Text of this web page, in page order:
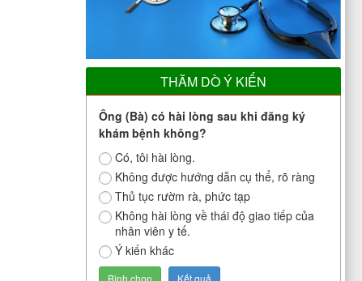
THĂM DÒ Ý KIẾN
Ông (Bà) có hài lòng sau khi đăng ký
khám bệnh không?
Có, tôi hài lòng.
Không được hướng dẫn cụ thể, rõ ràng
Thủ tục rườm rà, phức tạp
Không hài lòng về thái độ giao tiếp của
nhân viên y tế.
Ý kiến khác